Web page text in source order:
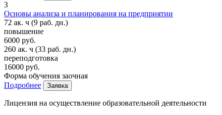
3
Основы анализа и планирования на предприятии
72 ак. ч (9 раб. дн.)
повышение
6000 руб.
260 ак. ч (33 раб. дн.)
переподготовка
16000 руб.
Форма обучения заочная
Подробнее
Заявка
Лицензия на осуществление образовательной деятельности